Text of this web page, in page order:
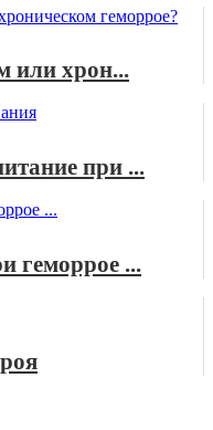
или хрон...
при ...
геморрое ...